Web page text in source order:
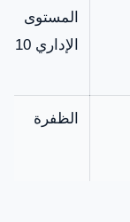
المستوى
الإداري 10
الظفرة